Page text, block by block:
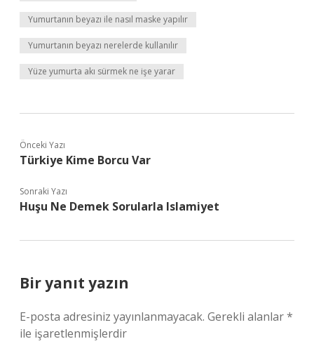
Yumurtanın beyazı ile nasıl maske yapılır
Yumurtanın beyazı nerelerde kullanılır
Yüze yumurta akı sürmek ne işe yarar
Önceki Yazı
Türkiye Kime Borcu Var
Sonraki Yazı
Huşu Ne Demek Sorularla Islamiyet
Bir yanıt yazın
E-posta adresiniz yayınlanmayacak. Gerekli alanlar*
ile işaretlenmişlerdir